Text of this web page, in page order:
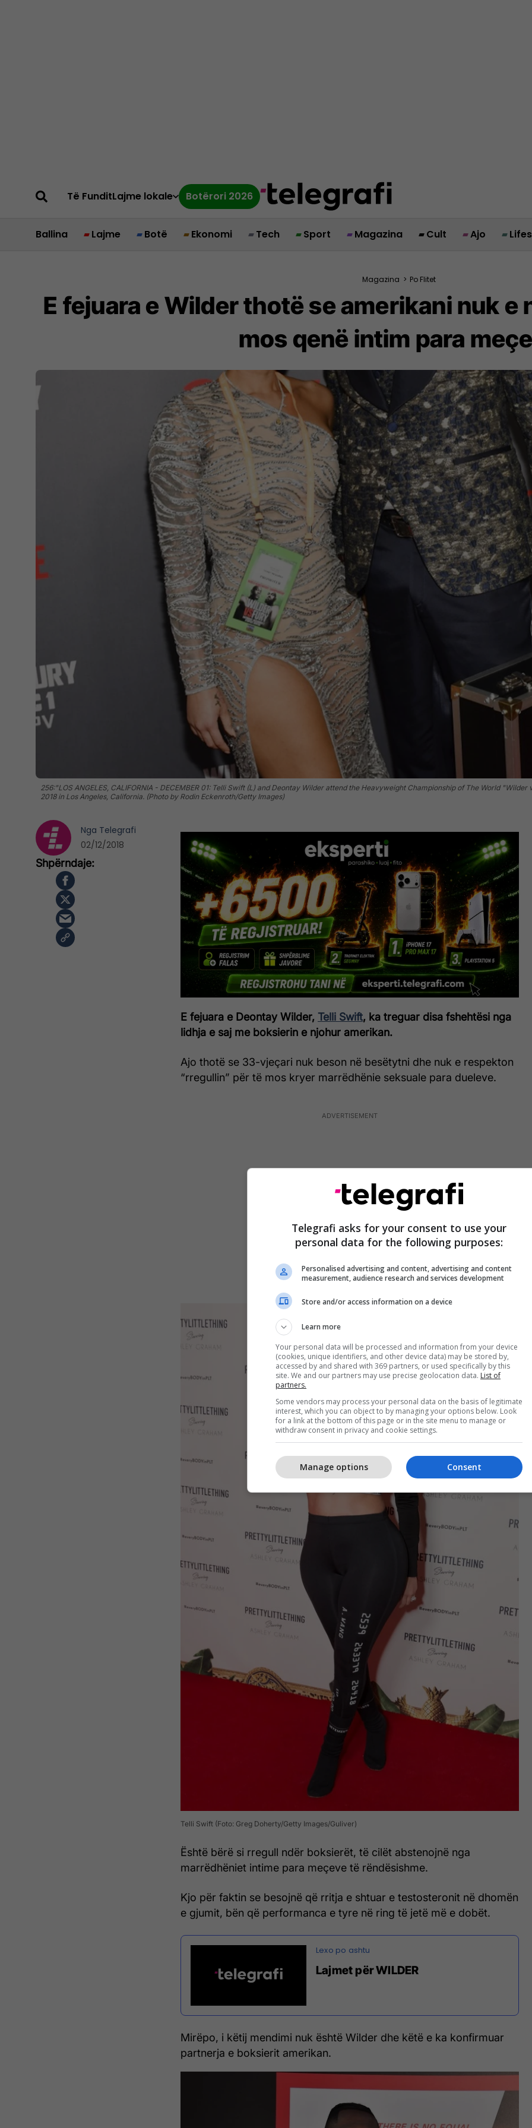
Të FunditLajme lokale Botërori 2026
Ballina Lajme Botë Ekonomi Tech Sport Magazina Cult Ajo
Magazina > Po Flitet
E fejuara e Wilder thotë se amerikani nuk e
mos qenë intim para
256:"LOS ANGELES, CALIFORNIA - DECEMBER 01: Telli Swift (L) and Deontay Wilder attend the Heavyweight Championship of The World
2018 in Los Angeles, California. (Photo by Rodin Eckenroth/Getty Images)
E fejuara e Deontay Wilder, Telli Swift, ka treguar disa fshehtësi nga
lidhja e saj me boksierin e njohur amerikan.
Ajo thotë se 33-vjeçari nuk beson në besëtytni dhe nuk e respekton
“rregullin” për të mos kryer marrëdhënie seksuale para dueleve.
Telli Swift (Foto: Greg Doherty/Getty Images/Guliver)
Është bërë si rregull ndër boksierët, të cilët abstenojnë nga
marrëdhëniet intime para meçeve të rëndësishme.
Kjo për faktin se besojnë që rritja e shtuar e testosteronit në dhomën
e gjumit, bën që performanca e tyre në ring të jetë më e dobët.
Lajmet për WILDER
Mirëpo, i këtij mendimi nuk është Wilder dhe këtë e ka konfirmuar
partnerja e boksierit amerikan.
Nga Telegrafi
02/12/2018
Telegrafi asks for your consent to use your
personal data for the following purposes:
Personalised advertising and content, advertising and content
measurement, audience research and services development
Store and/or access information on a device
Learn more
Your personal data will be processed and information from your device
(cookies, unique identifiers, and other device data) may be stored by,
accessed by and shared with 369 partners, or used specifically by this
site. We and our partners may use precise geolocation data. List of
partners.
Some vendors may process your personal data on the basis of legitimate
interest, which you can object to by managing your options below. Look
for a link at the bottom of this page or in the site menu to manage or
withdraw consent in privacy and cookie settings.
Consent
Manage options